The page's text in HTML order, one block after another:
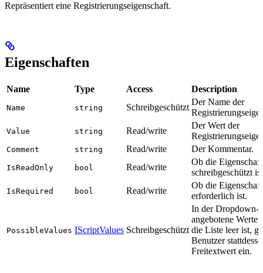
Repräsentiert eine Registrierungseigenschaft.
Eigenschaften
Name Type Access Description
Name string Schreibgeschützt
Der Name der
Value string Read/write
Der Wert der
Comment string Read/write Der Kommentar.
IsReadOnly bool Read/write
Ob die Eigenschaft
schreibgeschützt
IsRequired bool Read/write
Ob die Eigenschaft
erforderlich ist.
PossibleValues IScriptValues Schreibgeschützt
In der Dropdown-
angebotene Werte.
die Liste leer ist,
Benutzer
Freitextwert ein.